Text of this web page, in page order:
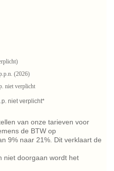
(2026)
niet verplicht
niet verplicht*
van onze tarieven voor
de BTW op
9% naar 21%. Dit verklaart de
niet doorgaan wordt het